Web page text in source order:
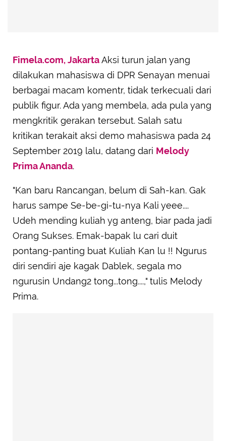
Fimela.com, JakartaAksi turun jalan yang
dilakukan mahasiswa di DPR Senayan menuai
berbagai macam komentr, tidak terkecuali dari
publik figur. Ada yang membela, ada pula yang
mengkritik gerakan tersebut. Salah satu
kritikan terakait aksi demo mahasiswa pada 24
September 2019 lalu, datang dari Melody
Prima Ananda.
"Kan baru Rancangan, belum di Sah-kan. Gak
harus sampe Se-be-gi-tu-nya Kali yeee....
Udeh mending kuliah yg anteng, biar pada jadi
Orang Sukses. Emak-bapak lu cari duit
pontang-panting buat Kuliah Kan lu !! Ngurus
diri sendiri aje kagak Dablek, segala mo
ngurusin Undang2 tong...tong....," tulis Melody
Prima.